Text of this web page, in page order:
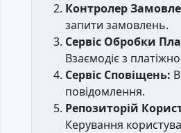
Контролер
запити замовлень.
Сервіс Обробки
Взаємодіє з
Сервіс Сповіщень:
повідомлення.
Репозиторій
Керування